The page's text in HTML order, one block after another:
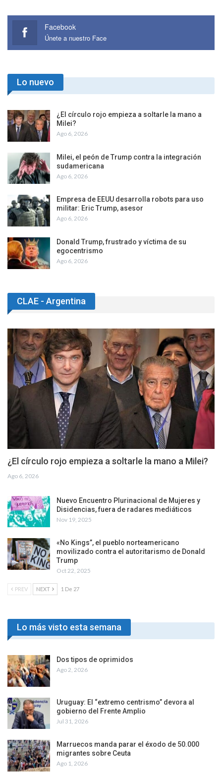
Facebook
Únete a nuestro Face
Lo nuevo
¿El círculo rojo empieza a soltarle la mano a
Milei?
Ago 6, 2026
Milei, el peón de Trump contra la integración
sudamericana
Ago 6, 2026
Empresa de EEUU desarrolla robots para uso
militar: Eric Trump, asesor
Ago 6, 2026
Donald Trump, frustrado y víctima de su
egocentrismo
Ago 6, 2026
CLAE - Argentina
¿El círculo rojo empieza a soltarle la mano a Milei?
Ago 6, 2026
Nuevo Encuentro Plurinacional de Mujeres y
Disidencias, fuera de radares mediáticos
Nov 19, 2025
«No Kings”, el pueblo norteamericano
movilizado contra el autoritarismo de Donald
Trump
Oct 22, 2025
PREV NEXT 1 De 27
Lo más visto esta semana
Dos tipos de oprimidos
Ago 2, 2026
Uruguay: El “extremo centrismo” devora al
gobierno del Frente Amplio
Jul 31, 2026
Marruecos manda parar el éxodo de 50.000
migrantes sobre Ceuta
Ago 1, 2026